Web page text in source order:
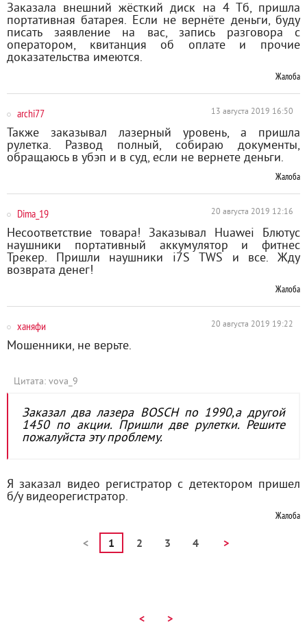
Заказала внешний жёсткий диск на 4 Тб, пришла
портативная батарея. Если не вернёте деньги, буду
писать заявление на вас, запись разговора с
оператором, квитанция об оплате и прочие
доказательства имеются.
Жалоба
archi77 13 августа 2019 16:50
Также заказывал лазерный уровень, а пришла
рулетка. Развод полный, собираю документы,
обращаюсь в убэп и в суд, если не вернете деньги.
Жалоба
Dima_19 20 августа 2019 12:16
Несоответствие товара! Заказывал Huawei Блютус
наушники портативный аккумулятор и фитнес
Трекер. Пришли наушники i7S TWS и все. Жду
возврата денег!
Жалоба
ханяфи 20 августа 2019 19:22
Мошенники, не верьте.
Цитата: vova_9
Заказал два лазера BOSCH по 1990,а другой
1450 по акции. Пришли две рулетки. Решите
пожалуйста эту проблему.
Я заказал видео регистратор с детектором пришел
б/у видеорегистратор.
Жалоба
< 1 2 3 4 >
< >